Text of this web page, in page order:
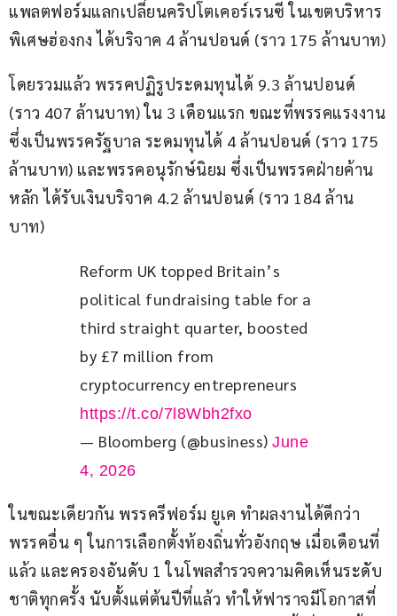
แพลตฟอร์มแลกเปลี่ยนคริปโตเคอร์เรนซี ในเขตบริหาร
พิเศษฮ่องกง ได้บริจาค 4 ล้านปอนด์ (ราว 175 ล้านบาท)
โดยรวมแล้ว พรรคปฏิรูประดมทุนได้ 9.3 ล้านปอนด์
(ราว 407 ล้านบาท) ใน 3 เดือนแรก ขณะที่พรรคแรงงาน
ซึ่งเป็นพรรครัฐบาล ระดมทุนได้ 4 ล้านปอนด์ (ราว 175
ล้านบาท) และพรรคอนุรักษ์นิยม ซึ่งเป็นพรรคฝ่ายค้าน
หลัก ได้รับเงินบริจาค 4.2 ล้านปอนด์ (ราว 184 ล้าน
บาท)
Reform UK topped Britain’s
political fundraising table for a
third straight quarter, boosted
by £7 million from
cryptocurrency entrepreneurs
https://t.co/7l8Wbh2fxo
— Bloomberg (@business) June
4, 2026
ในขณะเดียวกัน พรรครีฟอร์ม ยูเค ทำผลงานได้ดีกว่า
พรรคอื่น ๆ ในการเลือกตั้งท้องถิ่นทั่วอังกฤษ เมื่อเดือนที่
แล้ว และครองอันดับ 1 ในโพลสำรวจความคิดเห็นระดับ
ชาติทุกครั้ง นับตั้งแต่ต้นปีที่แล้ว ทำให้ฟาราจมีโอกาสที่